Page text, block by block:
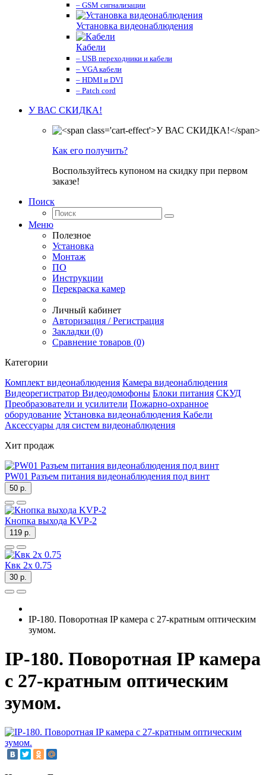
– GSM сигнализации
Установка видеонаблюдения
Кабели
– USB переходники и кабели
– VGA кабели
– HDMI и DVI
– Patch cord
У ВАС СКИДКА!
Как его получить?
Воспользуйтесь купоном на скидку при первом
заказе!
Поиск
Меню
Полезное
Установка
Монтаж
ПО
Инструкции
Перекраска камер
Личный кабинет
Авторизация / Регистрация
Закладки (0)
Сравнение товаров (0)
Категории
Комплект видеонаблюдения Камера видеонаблюдения
Видеорегистратор Видеодомофоны Блоки питания СКУД
Преобразователи и усилители Пожарно-охранное
оборудование Установка видеонаблюдения Кабели
Аксессуары для систем видеонаблюдения
Хит продаж
PW01 Разъем питания видеонаблюдения под винт
50 р.
Кнопка выхода KVP-2
119 р.
Квк 2х 0.75
30 р.
IP-180. Поворотная IP камера с 27-кратным оптическим
зумом.
IP-180. Поворотная IP камера
с 27-кратным оптическим
зумом.